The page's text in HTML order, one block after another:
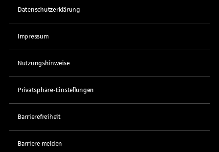
Datenschutzerklärung
Impressum
Nutzungshinweise
Privatsphäre-Einstellungen
Barrierefreiheit
Barriere melden